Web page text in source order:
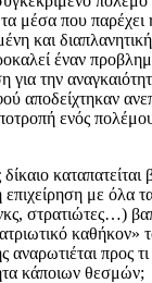
μέσα που παρέχει
και
έναν
για την
αποδείχτηκαν
ενός
επιχείρηση με όλα
στρατιώτες…)
καθήκον»
αναρωτιέται προς
κάποιων θεσμών;